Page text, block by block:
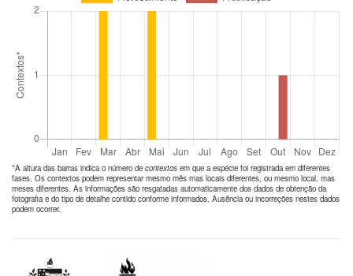
*A altura das barras indica o número de contextos em que a espécie foi registrada em diferentes
fases. Os contextos podem representar mesmo mês mas locais diferentes, ou mesmo local, mas
meses diferentes. As informações são resgatadas automaticamente dos dados de obtenção da
fotografia e do tipo de detalhe contido conforme informados. Ausência ou incorreções nestes dados
podem ocorrer.